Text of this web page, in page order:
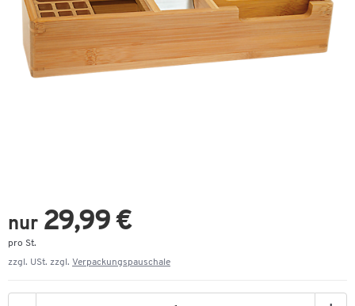
nur 29,99 €
pro St.
zzgl. USt. zzgl. Verpackungspauschale